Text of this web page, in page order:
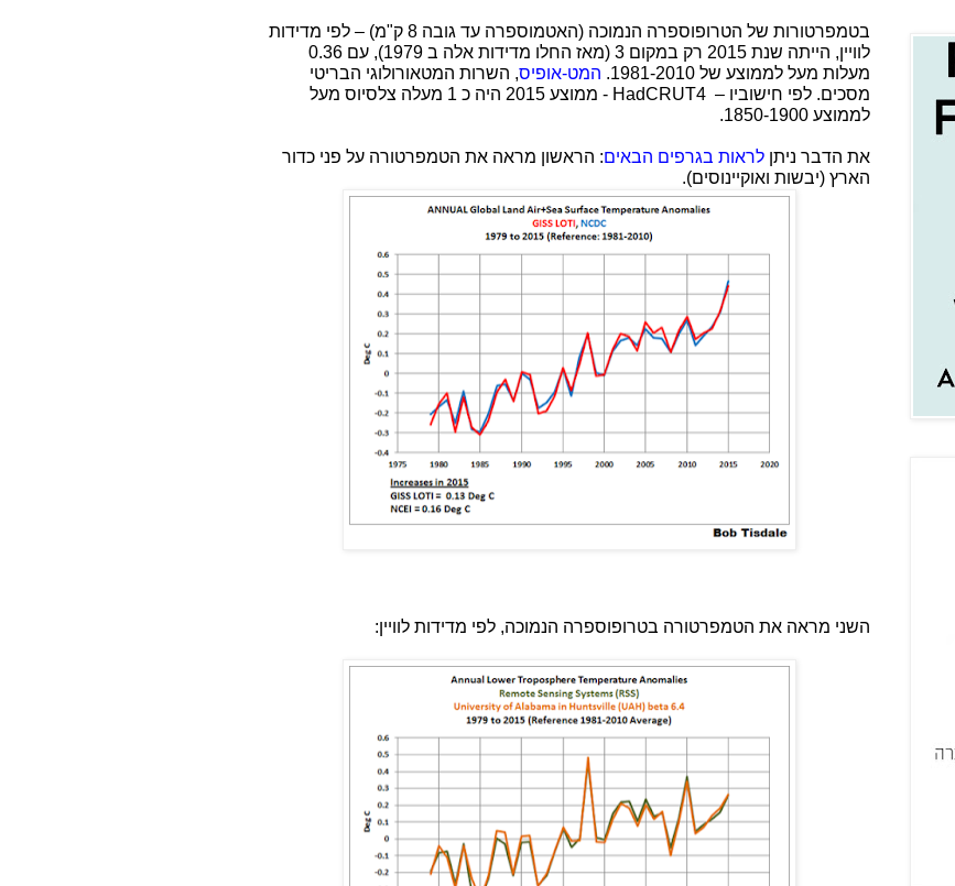
בטמפרטורות של הטרופוספרה הנמוכה (האטמוספרה עד גובה 8 ק"מ) – לפי מדידות
לוויין, הייתה שנת 2015 רק במקום 3 (מאז החלו מדידות אלה ב 1979), עם 0.36
מעלות מעל לממוצע של 1981-2010.
המט-אופיס, השרות המטאורולוגי הבריטי
מסכים. לפי חישוביו – HadCRUT4
- ממוצע 2015 היה כ 1 מעלה צלסיוס מעל
לממוצע 1850-1900.
את הדבר ניתן לראות בגרפים הבאים: הראשון מראה את הטמפרטורה על פני כדור
הארץ (יבשות ואוקיינוסים).
השני מראה את הטמפרטורה בטרופוספרה הנמוכה, לפי מדידות לוויין: